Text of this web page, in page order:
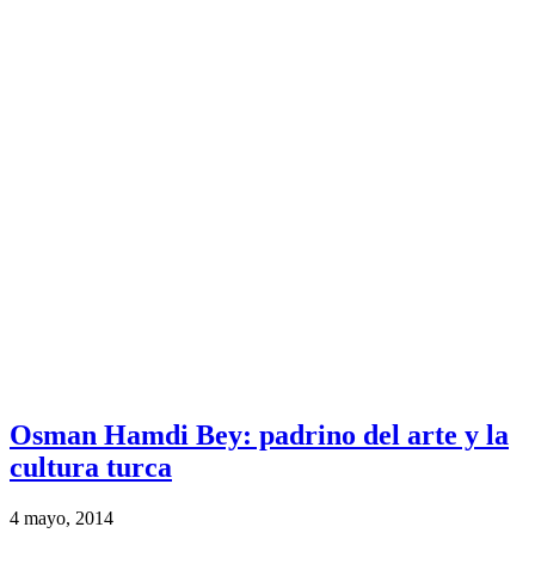
Osman Hamdi Bey: padrino del arte y la
cultura turca
4 mayo, 2014